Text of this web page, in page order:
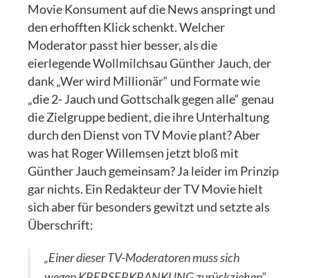
Movie Konsument auf die News anspringt und
den erhofften Klick schenkt. Welcher
Moderator passt hier besser, als die
eierlegende Wollmilchsau Günther Jauch, der
dank „Wer wird Millionär“ und Formate wie
„die 2- Jauch und Gottschalk gegen alle“ genau
die Zielgruppe bedient, die ihre Unterhaltung
durch den Dienst von TV Movie plant? Aber
was hat Roger Willemsen jetzt bloß mit
Günther Jauch gemeinsam? Ja leider im Prinzip
gar nichts. Ein Redakteur der TV Movie hielt
sich aber für besonders gewitzt und setzte als
Überschrift:
„Einer dieser TV-Moderatoren muss sich